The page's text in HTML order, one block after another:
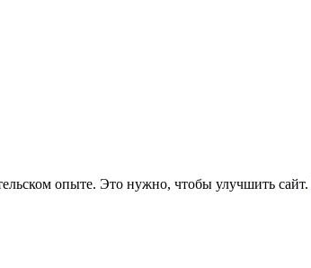
опыте. Это нужно, чтобы улучшить сайт.